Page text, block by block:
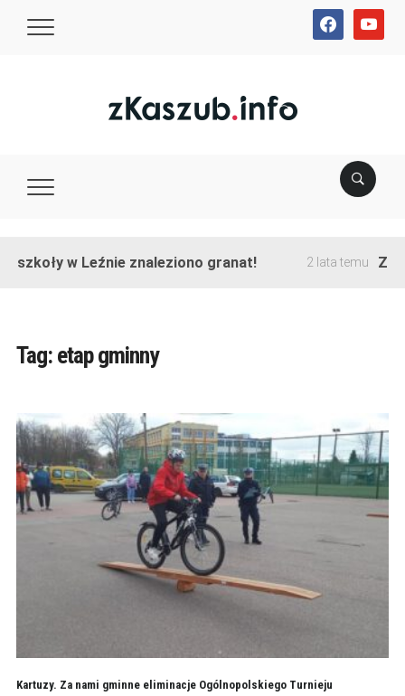
facebookyoutube
szkoły w Leźnie znaleziono granat! 2 lata temu
Tag: etap gminny
Kartuzy. Za nami gminne eliminacje Ogólnopolskiego Turnieju